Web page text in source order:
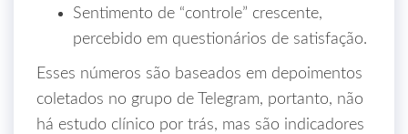
Sentimento de “controle” crescente,
percebido em questionários de satisfação.
Esses números são baseados em depoimentos
coletados no grupo de Telegram, portanto, não
há estudo clínico por trás, mas são indicadores